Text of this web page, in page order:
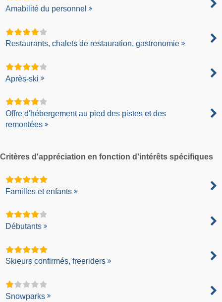
Amabilité du personnel
Restaurants, chalets de restauration, gastronomie
Après-ski
Offre d'hébergement au pied des pistes et des
remontées
Critères d'appréciation en fonction d'intérêts spécifiques
Familles et enfants
Débutants
Skieurs confirmés, freeriders
Snowparks